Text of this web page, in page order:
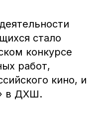
стало
конкурсе
работ,
кино, и
в ДХШ.